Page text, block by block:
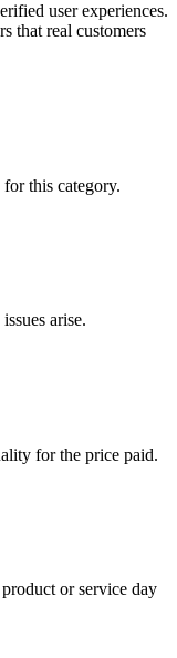
user experiences.
that real customers
this category.
arise.
for the price paid.
or service day